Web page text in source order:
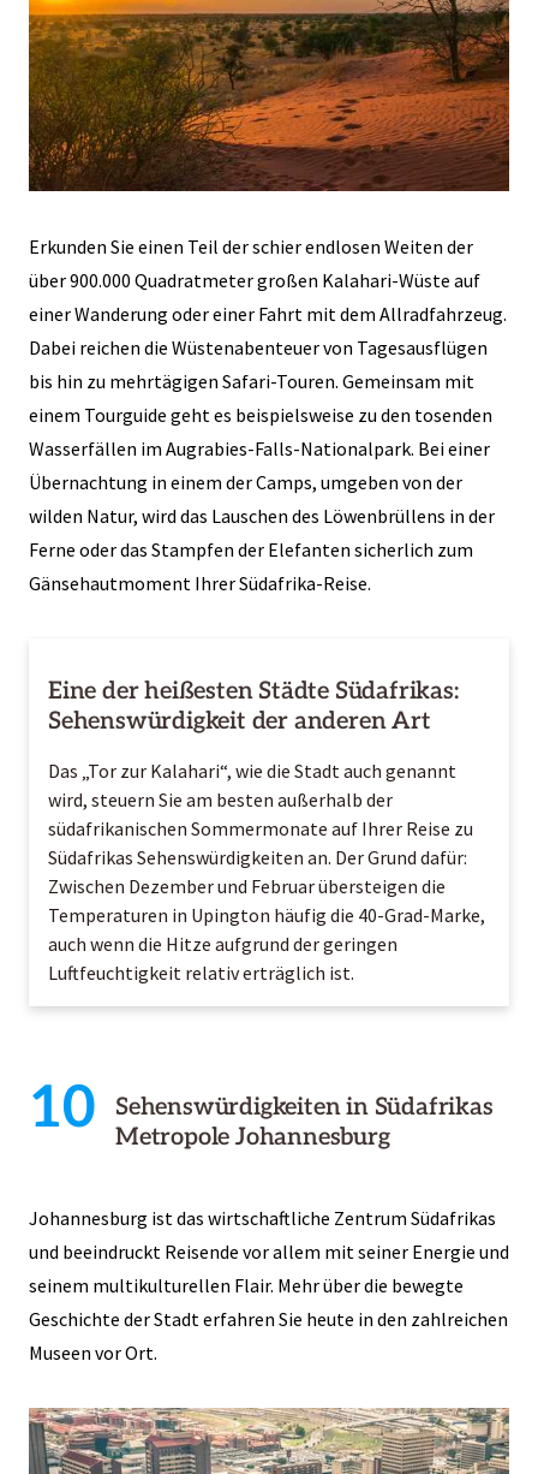
Erkunden Sie einen Teil der schier endlosen Weiten der
über 900.000 Quadratmeter großen Kalahari-Wüste auf
einer Wanderung oder einer Fahrt mit dem Allradfahrzeug.
Dabei reichen die Wüstenabenteuervon Tagesausflügen
bis hin zu mehrtägigen Safari-Touren. Gemeinsam mit
einem Tourguide geht es beispielsweise zu den tosenden
Wasserfällen im Augrabies-Falls-Nationalpark. Bei einer
Übernachtung in einem der Camps, umgeben von der
wilden Natur, wird das Lauschen des Löwenbrüllens in der
Ferne oder das Stampfen der Elefanten sicherlich zum
Gänsehautmoment Ihrer Südafrika-Reise.
Eine der heißesten Städte Südafrikas:
Sehenswürdigkeit der anderen Art
Das „Tor zur Kalahari“, wie die Stadt auch genannt
wird, steuern Sie am besten außerhalb der
südafrikanischen Sommermonate auf Ihrer Reise zu
Südafrikas Sehenswürdigkeiten an. Der Grund dafür:
Zwischen Dezember und Februar übersteigen die
Temperaturen in Upington häufig die 40-Grad-Marke,
auch wenn die Hitze aufgrund der geringen
Luftfeuchtigkeit relativ erträglich ist.
10
Sehenswürdigkeiten in Südafrikas
Metropole Johannesburg
Johannesburg ist das wirtschaftliche Zentrum Südafrikas
und beeindruckt Reisende vor allem mit seiner Energie und
seinem multikulturellen Flair. Mehr über die bewegte
Geschichte der Stadt erfahren Sie heute in den zahlreichen
Museen vor Ort.